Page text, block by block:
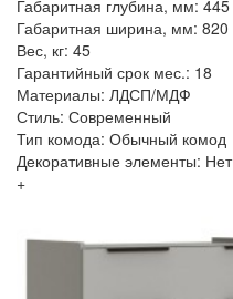
Габаритная глубина, мм: 445
Габаритная ширина, мм: 820
Вес, кг: 45
Гарантийный срок мес.: 18
Материалы: ЛДСП/МДФ
Стиль: Современный
Тип комода: Обычный комод
Декоративные элементы: Нет
+